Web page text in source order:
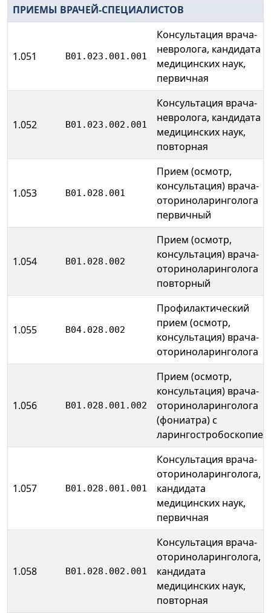
ПРИЕМЫ ВРАЧЕЙ-СПЕЦИАЛИСТОВ
1.051 B01.023.001.001
Консультация врача-
невролога, кандидата
медицинских наук,
первичная
1.052 B01.023.002.001
Консультация врача-
невролога, кандидата
медицинских наук,
повторная
1.053 B01.028.001
Прием (осмотр,
консультация) врача-
оториноларинголога
первичный
1.054 B01.028.002
Прием (осмотр,
консультация) врача-
оториноларинголога
повторный
1.055 B04.028.002
Профилактический
прием (осмотр,
консультация) врача-
оториноларинголога
1.056 B01.028.001.002
Прием (осмотр,
консультация) врача-
оториноларинголога
(фониатра) с
ларингостробоскопией
1.057 B01.028.001.001
Консультация врача-
оториноларинголога,
кандидата
медицинских наук,
первичная
1.058 B01.028.002.001
Консультация врача-
оториноларинголога,
кандидата
медицинских наук,
повторная